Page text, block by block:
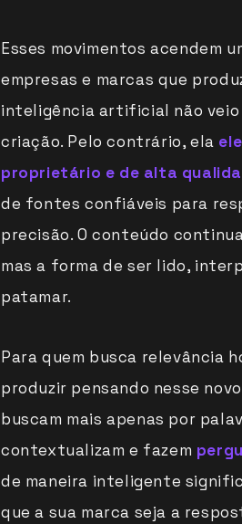
Esses movimentos acendem
empresas e marcas que
inteligência artificial não
criação. Pelo contrário, ela
proprietário e de alta
de fontes confiáveis para
precisão. O conteúdo
mas a forma de ser lido,
patamar.
Para quem busca relevância
produzir pensando nesse
buscam mais apenas por
contextualizam e fazem
de maneira inteligente
que a sua marca seja a